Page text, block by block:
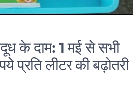
के दाम: 1 मई से सभी
प्रति लीटर की बढ़ोतरी